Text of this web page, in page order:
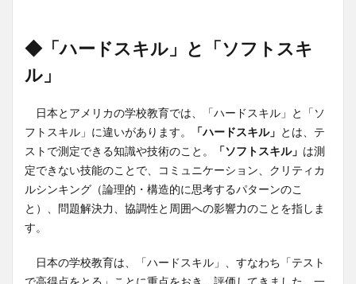
◆「ハードスキル」と「ソフトスキ
ル」
日本とアメリカの学校教育では、「ハードスキル」と「ソ
フトスキル」に違いがあります。
「ハードスキル」 とは、テ
ストで測定できる知識や技術のこと。
「ソフトスキル」 は測
定できない技能のことで、コミュニケーション、クリティカ
ルシンキング（論理的・構造的に思考するパターンのこ
と）、問題解決力、協調性と周囲への影響力のことを指しま
す。
日本の学校教育は、「ハードスキル」、すなわち「テスト
で高得点をとる」ことに重点をおき、評価してきました。一